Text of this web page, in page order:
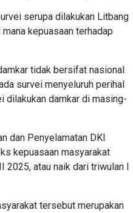
serupa dilakukan Litbang
kepuasaan terhadap
tidak bersifat nasional
survei menyeluruh perihal
dilakukan damkar di masing-
dan Penyelamatan DKI
kepuasaan masyarakat
2025, atau naik dari triwulan I
tersebut merupakan